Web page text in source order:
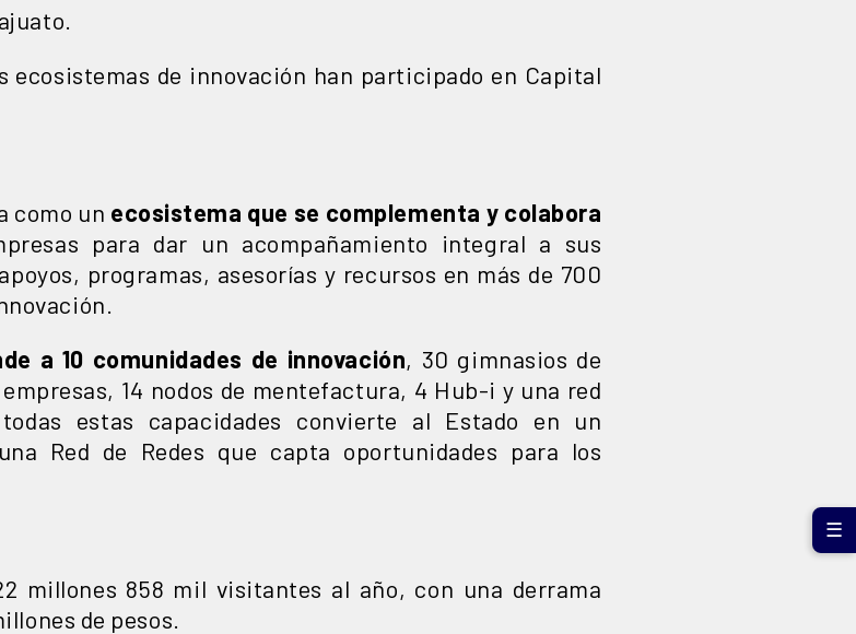
ecosistemas de innovación han participado en Capital
como un ecosistema que se complementa y colabora
para dar un acompañamiento integral a sus
programas, asesorías y recursos en más de 700
a 10 comunidades de innovación, 30 gimnasios de
14 nodos de mentefactura, 4 Hub-i y una red
estas capacidades convierte al Estado en un
Red de Redes que capta oportunidades para los
millones 858 mil visitantes al año, con una derrama
de pesos.
☰